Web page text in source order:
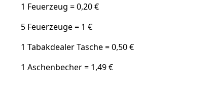
1 Feuerzeug = 0,20 €
5 Feuerzeuge = 1 €
1 Tabakdealer Tasche = 0,50 €
1 Aschenbecher = 1,49 €